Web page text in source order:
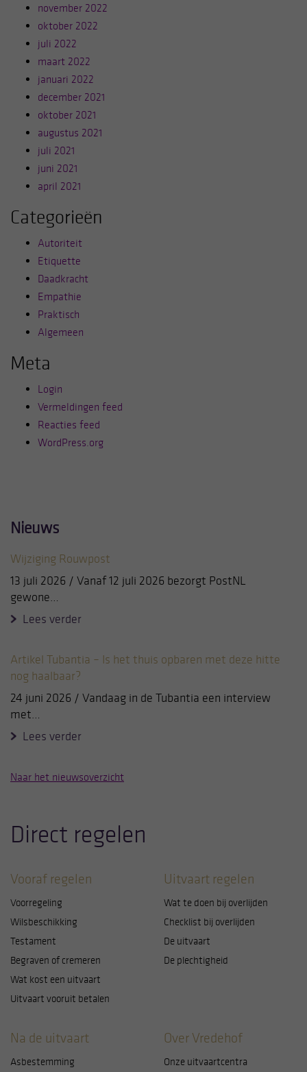
november 2022
oktober 2022
juli 2022
maart 2022
januari 2022
december 2021
oktober 2021
augustus 2021
juli 2021
juni 2021
april 2021
Categorieën
Autoriteit
Etiquette
Daadkracht
Empathie
Praktisch
Algemeen
Meta
Login
Vermeldingen feed
Reacties feed
WordPress.org
Nieuws
Wijziging Rouwpost
13 juli 2026 / Vanaf 12 juli 2026 bezorgt PostNL
gewone…
Lees verder
Artikel Tubantia – Is het thuis opbaren met deze hitte
nog haalbaar?
24 juni 2026 / Vandaag in de Tubantia een interview
met…
Lees verder
Naar het nieuwsoverzicht
Direct regelen
Vooraf regelen
Voorregeling
Wilsbeschikking
Testament
Begraven of cremeren
Wat kost een uitvaart
Uitvaart vooruit betalen
Uitvaart regelen
Wat te doen bij overlijden
Checklist bij overlijden
De uitvaart
De plechtigheid
Na de uitvaart
Asbestemming
Over Vredehof
Onze uitvaartcentra